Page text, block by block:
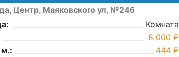
Центр, Маяковского ул, №24б
Комната
8 000 ₽
м.:
444 ₽